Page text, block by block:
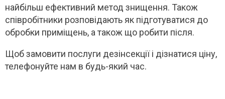
найбільш ефективний метод знищення. Також
співробітники розповідають як підготуватися до
обробки приміщень, а також що робити після.
Щоб замовити послуги дезінсекції і дізнатися ціну,
телефонуйте нам в будь-який час.